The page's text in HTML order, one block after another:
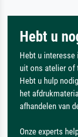
Hebt u
Hebt u interesse
uit ons atelier of
Hebt u hulp
het
afhandelen van
Onze experts